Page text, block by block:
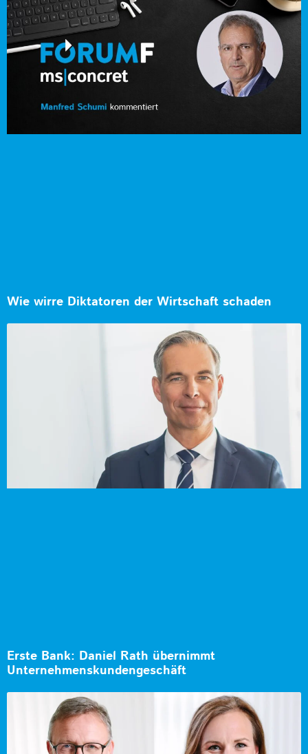
Wie wirre Diktatoren der Wirtschaft schaden
Erste Bank: Daniel Rath übernimmt
Unternehmenskundengeschäft